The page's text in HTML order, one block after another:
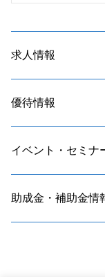
求人情報
優待情報
イベント・セミナ
助成金・補助金情